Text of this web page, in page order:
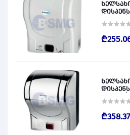
028829
028830
₾358.37